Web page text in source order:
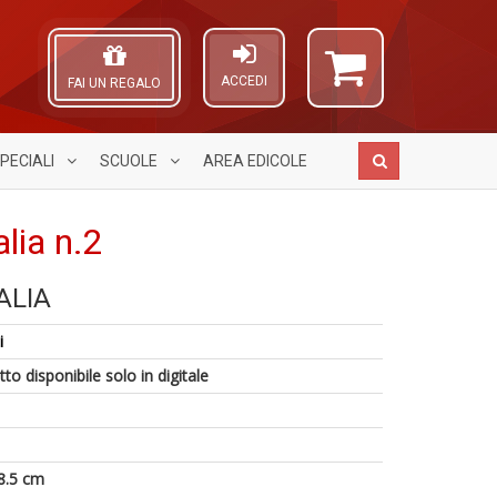
ACCEDI
FAI UN REGALO
SCUOLE AREA EDICOLE
n.2
disponibile solo in digitale
cm